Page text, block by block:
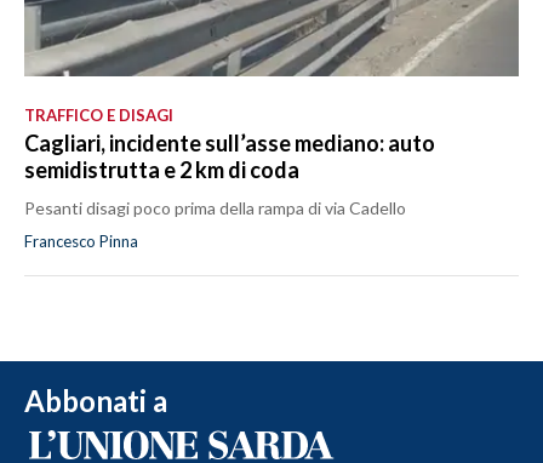
TRAFFICO E DISAGI
Cagliari, incidente sull’asse mediano: auto
semidistrutta e 2 km di coda
Pesanti disagi poco prima della rampa di via Cadello
Francesco Pinna
Abbonati a